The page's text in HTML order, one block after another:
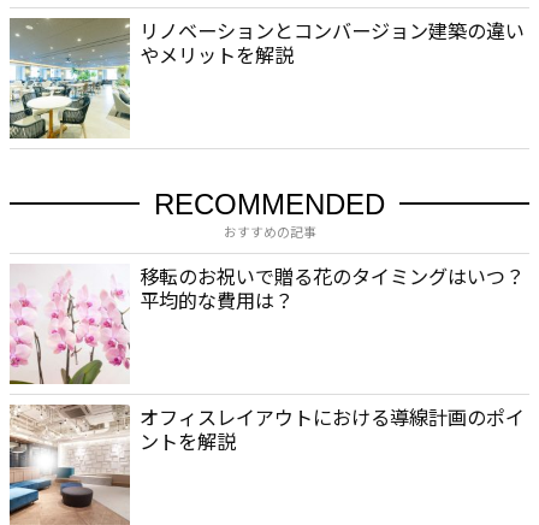
リノベーションとコンバージョン建築の違い
やメリットを解説
RECOMMENDED
おすすめの記事
移転のお祝いで贈る花のタイミングはいつ？
平均的な費用は？
オフィスレイアウトにおける導線計画のポイ
ントを解説